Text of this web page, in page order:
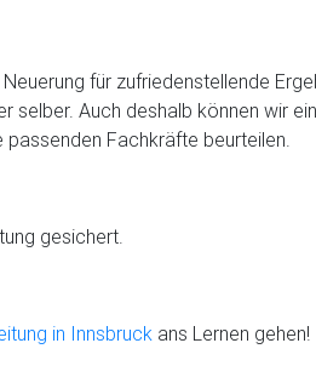
für zufriedenstellende
selber. Auch deshalb können wir
Fachkräfte beurteilen.
gesichert.
in Innsbruck ans Lernen gehen!